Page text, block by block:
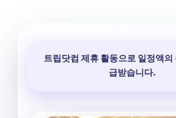
트립닷컴 제휴 활동으로 일정액의
급받습니다.